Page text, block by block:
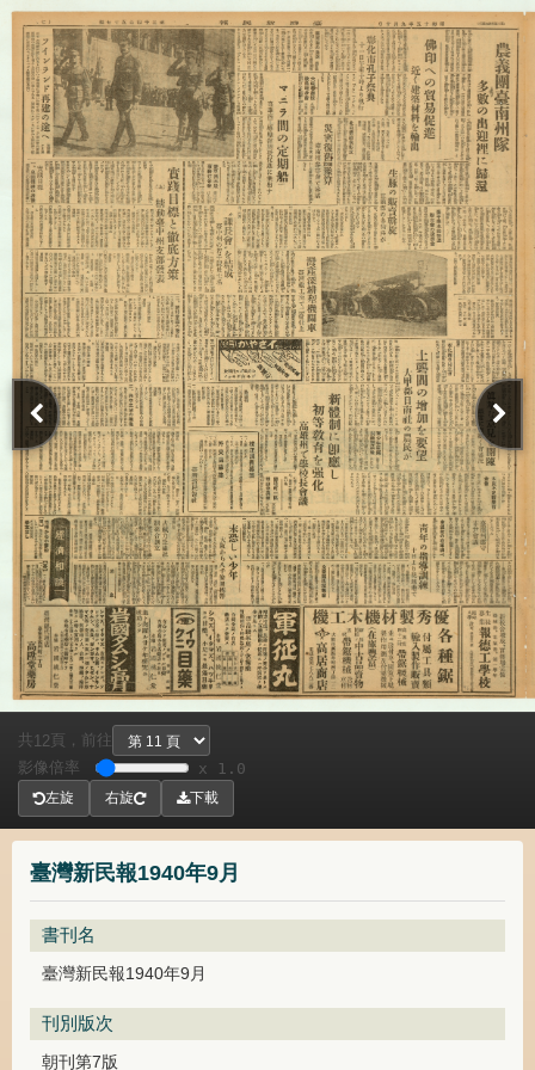
臺灣新民報1940年9月
書刊名
臺灣新民報1940年9月
刊別版次
朝刊第7版
共 12頁， 前往
影像倍率
x 1.0
左旋 右旋 下載